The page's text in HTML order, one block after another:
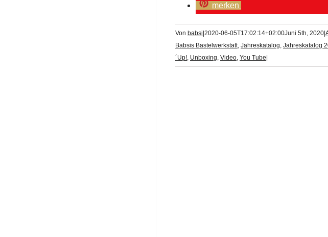
merken
Von babsi|2020-06-05T17:02:14+02:00Juni 5th, 2020|
Babsis Bastelwerkstatt, Jahreskatalog, Jahreskatalog
´Up!, Unboxing, Video, You Tube|